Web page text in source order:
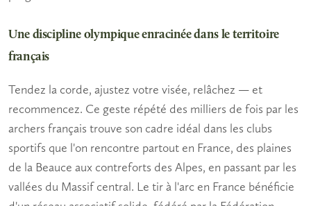
Une discipline olympique enracinée dans le territoire
français
Tendez la corde, ajustez votre visée, relâchez — et
recommencez. Ce geste répété des milliers de fois par les
archers français trouve son cadre idéal dans les clubs
sportifs que l'on rencontre partout en France, des plaines
de la Beauce aux contreforts des Alpes, en passant par les
vallées du Massif central. Le tir à l'arc en France bénéficie